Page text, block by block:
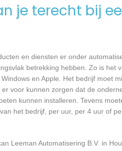
je terecht bij
en diensten er onder
betrekking hebben. Zo is het
en Apple. Het bedrijf moet
voor kunnen zorgen dat de
kunnen installeren. Tevens
het bedrijf, per uur, per 4 uur of
Leeman Automatisering B.V. in